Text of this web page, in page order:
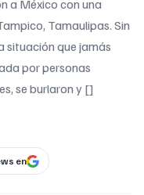
a México con una
Tamaulipas. Sin
situación que jamás
por personas
se burlaron y []
en